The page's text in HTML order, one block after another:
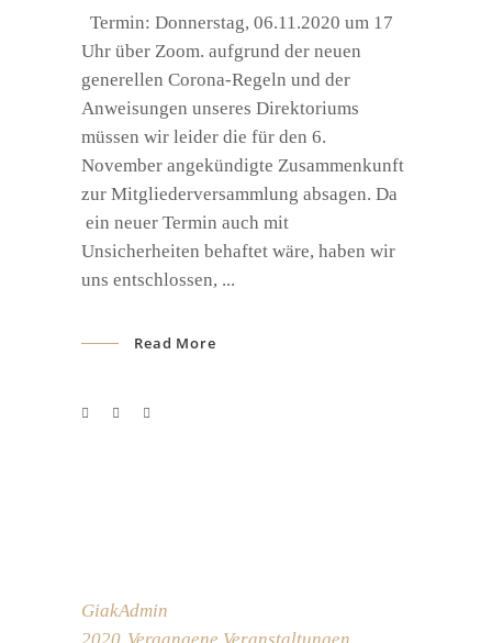
Termin: Donnerstag, 06.11.2020 um 17
Uhr über Zoom. aufgrund der neuen
generellen Corona-Regeln und der
Anweisungen unseres Direktoriums
müssen wir leider die für den 6.
November angekündigte Zusammenkunft
zur Mitgliederversammlung absagen. Da
ein neuer Termin auch mit
Unsicherheiten behaftet wäre, haben wir
uns entschlossen,
Read More
GiakAdmin